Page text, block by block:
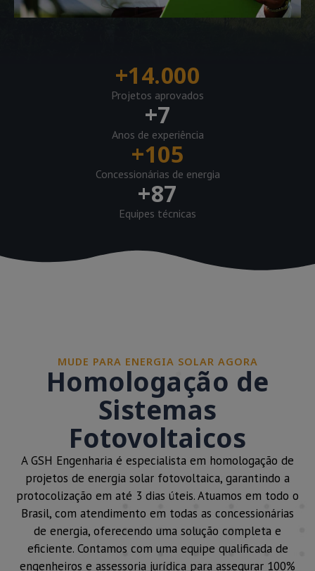
+14.000
Projetos aprovados
+7
Anos de experiência
+105
Concessionárias de energia
+87
Equipes técnicas
MUDE PARA ENERGIA SOLAR AGORA
Homologação de
Sistemas
Fotovoltaicos
A GSH Engenharia é especialista em homologação de
projetos de energia solar fotovoltaica, garantindo a
protocolização em até 3 dias úteis. Atuamos em todo o
Brasil, com atendimento em todas as concessionárias
de energia, oferecendo uma solução completa e
eficiente. Contamos com uma equipe qualificada de
engenheiros e assessoria jurídica para assegurar 100%